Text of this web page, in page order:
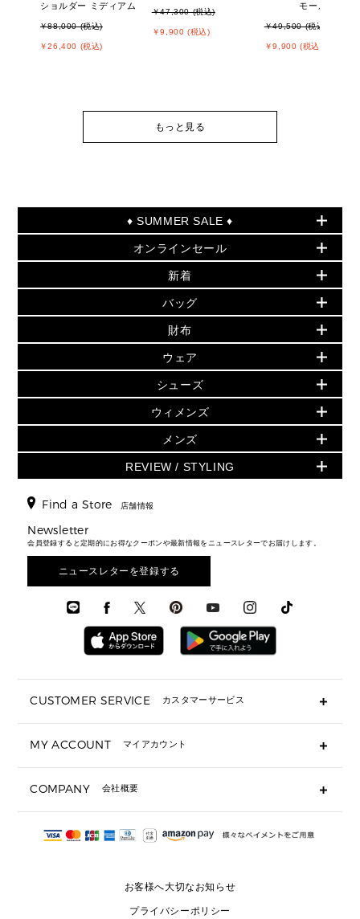
ショルダー ミディアム
￥88,000 (税込)
￥26,400 (税込)
￥47,300 (税込)
￥9,900 (税込)
モール
￥49,500 (税込)
￥9,900 (税込)
もっと見る
♦ SUMMER SALE ♦
セールおすすめアイテム
▶ ウィメンズ
バッグ
小物
シューズ・靴
ウェア
アクセサリー
時計
▶ メンズ
バッグ
ウェア
アクセサリー
オンラインセール
PRODUCT OF THE MONTH - 今月の特別価格
再値下げアイテム
追加アイテム
▶ ウィメンズすべて(ウェア・シューズ除く)
バッグ
財布・小物
ウェア
シューズ
時計・ジュエリー
アクセサリー
メンズ バッグ
メンズ 財布・小物
メンズ シューズ
メンズ ウェア
メンズ 時計・その他
新着
夏のスタイル
▶ すべて
▶ ウィメンズすべて
財布・小物
アクセサリー
フレグランス
シューズ
▶ メンズすべて
メンズ財布・小物
メンズアクセサリー
メンズウェア
バッグ
人気の定番アイテム
日本限定 - バッグ
▶ ウィメンズすべて
トートバッグ
ショルダーバッグ
クロスボディ・斜め掛け
トラベル
3 IN 1 / 2 IN 1 バッグ
▶ メンズすべて
財布
日本限定 - 財布・小物
▶ ウィメンズすべて
GREENWICH
折り財布(二つ折り・三つ折り)
長財布
▶ メンズすべて
ウェア
▶ ウィメンズすべて
トップス
スカート・パンツ
ジャケット・アウター
▶ メンズすべて
シューズ
▶ ウィメンズすべて
サンダル
スニーカー
▶ メンズすべて
ウィメンズ
人気の定番アイテム
▶ ウィメンズすべて
▶ バッグすべて
通勤・通学アイテム
3 IN 1 バッグ
ミニ財布・フラグメントケース
▶ 小物すべて
定期ケース・カードケース・名刺入れ
サンダル
スニーカー
▶ ウェア
メンズ
▶ メンズすべて
財布・小物
時計・ジュエリー
アクセサリー
REVIEW / STYLING
エディターレビュー
Find a Store 店舗情報
Newsletter
会員登録すると定期的にお得なクーポンや最新情報をニュースレターでお届けします。
ニュースレターを登録する
CUSTOMER SERVICE カスタマーサービス
ギフト用にラッピングができますか？
ショッピングバッグを購入商品分送ってもらえますか？
注文後に完了メールが受信できないのですが？
サイズ交換はできますか？
MY ACCOUNT マイアカウント
COMPANY 会社概要
会社概要
お客様へ大切なお知らせ
プライバシーポリシー